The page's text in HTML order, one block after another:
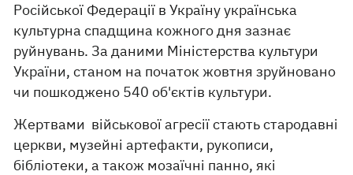
Російської Федерації в Україну українська
культурна спадщина кожного дня зазнає
руйнувань. За даними Міністерства культури
України, станом на початок жовтня зруйновано
чи пошкоджено 540 об'єктів культури.
Жертвами військової агресії стають стародавні
церкви, музейні артефакти, рукописи,
бібліотеки, а також мозаїчні панно, які